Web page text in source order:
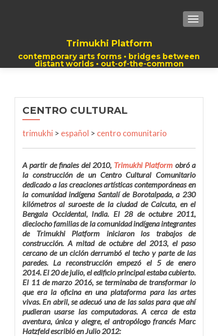
Trimukhi Platform
contemporary arts forms • bridges between
distant worlds • out-of-the-common
thoughts
CENTRO CULTURAL
trimukhi > español > centro comunitario
A partir de finales del 2010, Trimukhi Platform obró a
la construcción de un Centro Cultural Comunitario
dedicado a las creaciones artísticas contemporáneas en
la comunidad indígena Santalí de Borotalpada, a 230
kilómetros al suroeste de la ciudad de Calcuta, en el
Bengala Occidental, India. El 28 de octubre 2011,
dieciocho familias de la comunidad indígena integrantes
de Trimukhi Platform iniciaron los trabajos de
construcción. A mitad de octubre del 2013, el paso
cercano de un ciclón derrumbó el techo y parte de las
paredes. La reconstrucción empezó el 5 de enero
2014. El 20 de julio, el edificio principal estaba cubierto.
El 11 de marzo 2016, se terminaba de transformar lo
que era la oficina en una plataforma para las artes
vivas. En abril, se adecuó una de las salas para que ahí
pudieran usarse las computadoras. A cerca de esta
aventura, única y alegre, el antropólogo francés Marc
Hatzfeld escribió en Julio 2012: